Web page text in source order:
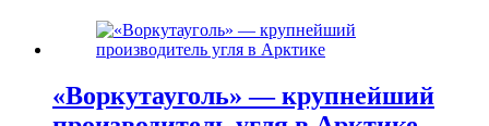
«Воркутауголь» — крупнейший